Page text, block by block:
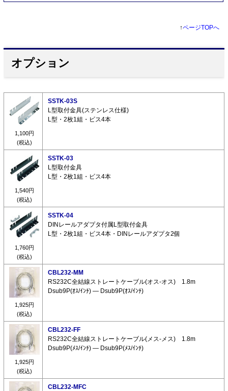
↑ページTOPへ
オプション
1,100円
(税込)
SSTK-03S
L型取付金具(ステンレス仕様)
L型・2枚1組・ビス4本
1,540円
(税込)
SSTK-03
L型取付金具
L型・2枚1組・ビス4本
1,760円
(税込)
SSTK-04
DINレールアダプタ付属L型取付金具
L型・2枚1組・ビス4本・DINレールアダプタ2個
1,925円
(税込)
CBL232-MM
RS232C全結線ストレートケーブル(オス-オス) 1.8m
Dsub9P(ｵｽ/ｲﾝﾁ) ― Dsub9P(ｵｽ/ｲﾝﾁ)
1,925円
(税込)
CBL232-FF
RS232C全結線ストレートケーブル(メス-メス) 1.8m
Dsub9P(ﾒｽ/ｲﾝﾁ) ― Dsub9P(ﾒｽ/ｲﾝﾁ)
CBL232-MFC